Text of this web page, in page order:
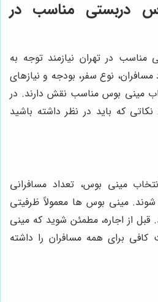
دربستی مناسب در
در تهران نیازمند توجه به
نوع سفر، بودجه و نیازهای
مینی بوس مناسب نقش دارند. در
که باید در نظر داشته باشید
مینی بوس، تعداد مسافرانی
مینی بوس ها معمولاً ظرفیتی
نفر دارند. قبل از اجاره، مطمئن شوید که مینی
برای همه مسافران را داشته